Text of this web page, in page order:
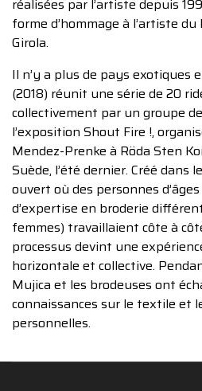
réalisées par l’artiste depuis
forme d’hommage à l’artiste
Girola.
Il n’y a plus de pays exotiques
(2018) réunit une série de 20
collectivement par un groupe
l’exposition Shout Fire !,
Mendez-Prenke à Röda Sten
Suède, l’été dernier. Créé dans
ouvert où des personnes
d’expertise en broderie
femmes) travaillaient côte à
processus devint une
horizontale et collective.
Mujica et les brodeuses ont
connaissances sur le textile et
personnelles.